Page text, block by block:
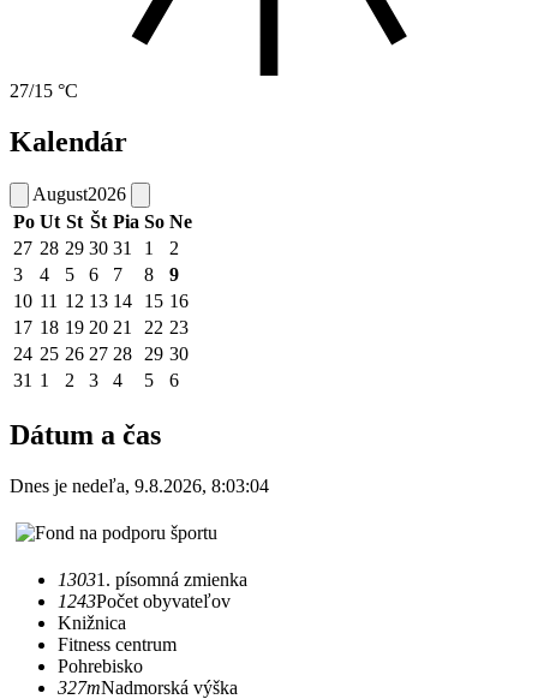
27/15 °C
Kalendár
August2026
Po Ut St Št Pia So Ne
27 28 29 30 31 1
2
3
4 5 6 7 8
9
10 11 12 13 14 15 16
17 18 19 20 21 22 23
24 25 26 27 28 29 30
31 1 2 3 4 5 6
Dátum a čas
Dnes je nedeľa, 9.8.2026, 8:03:04
13031. písomná zmienka
1243Počet obyvateľov
Knižnica
Fitness centrum
Pohrebisko
327mNadmorská výška